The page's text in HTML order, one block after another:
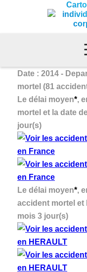
Date : 2014 -
mortel (81
Le délai moyen*,
mortel et la date
jour(s)
Le délai moyen*,
accident mortel et
mois 3 jour(s)